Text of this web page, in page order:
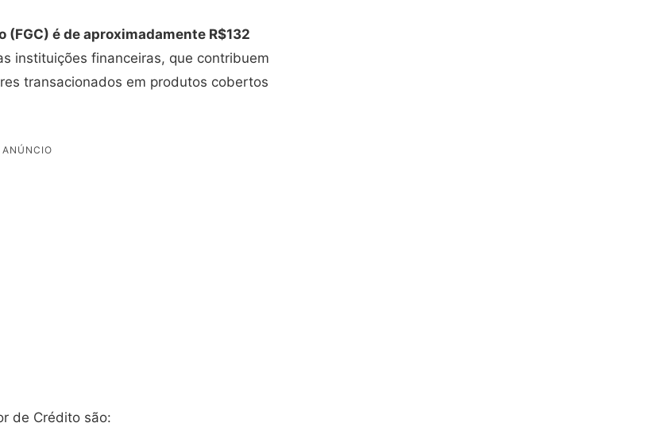
é de aproximadamente R$132
instituições financeiras, que contribuem
transacionados em produtos cobertos
de Crédito são: